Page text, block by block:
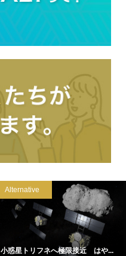
Alternative
小惑星トリフネへ極限接近 はや...